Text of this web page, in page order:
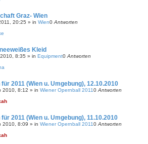
Graz- Wien
20:25 » in Wien0 Antworten
Kleid
8:35 » in Equipment0 Antworten
2011 (Wien u. Umgebung), 12.10.2010
2010, 8:12 » in Wiener Opernball 20110 Antworten
2011 (Wien u. Umgebung), 11.10.2010
2010, 8:09 » in Wiener Opernball 20110 Antworten